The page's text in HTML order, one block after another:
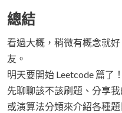
總結
看過大概，稍微有概念就
友。
明天要開始 Leetcode 篇了
先聊聊該不該刷題、分享
或演算法分類來介紹各種題